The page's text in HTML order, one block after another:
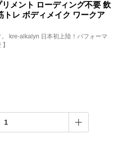
メント ローディング不要 飲
トレ ボディメイク ワークア
kre-alkalyn 日本初上陸！パフォーマ